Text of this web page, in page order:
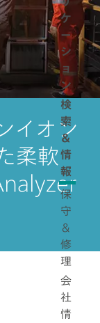
ケ
ー
シ
ョ
ン
検
索
＆
情
報
保
守
＆
修
理
会
社
情
イオン
柔軟